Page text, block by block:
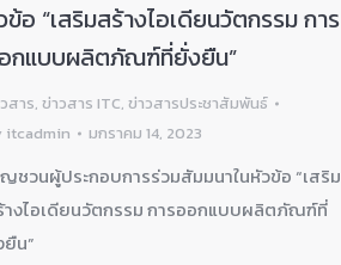
ข้อ “เสริมสร้างไอเดียนวัตกรรม การ
กแบบผลิตภัณฑ์ที่ยั่งยืน”
สาร, ข่าวสาร ITC, ข่าวสารประชาสัมพันธ์
itcadmin มกราคม 14, 2023
ชวนผู้ประกอบการร่วมสัมมนาในหัวข้อ “เสริม
างไอเดียนวัตกรรม การออกแบบผลิตภัณฑ์ที่
น”